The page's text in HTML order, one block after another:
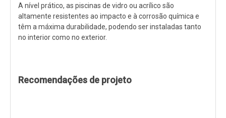
A nível prático, as piscinas de vidro ou acrílico são
altamente resistentes ao impacto e à corrosão química e
têm a máxima durabilidade, podendo ser instaladas tanto
no interior como no exterior.
Recomendações de projeto